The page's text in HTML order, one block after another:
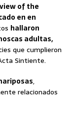
of the
en en
hallaron
adultas,
que cumplieron
Sintiente.
,
relacionados